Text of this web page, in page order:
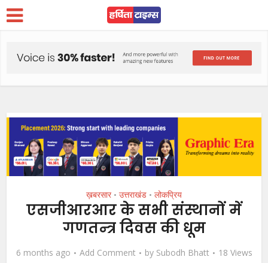
ख़बरसार • उत्तराखंड • लोकप्रिय
एसजीआरआर के सभी संस्थानों में
गणतन्त्र दिवस की धूम
6 months ago Add Comment by Subodh Bhatt 18 Views